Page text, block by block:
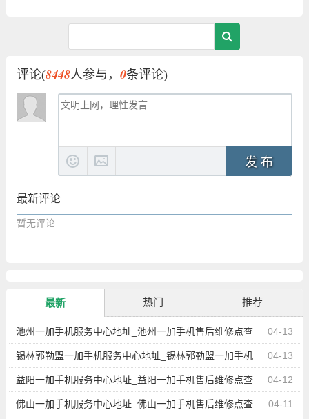
评论(8448人参与， 0条评论)
发 布
最新评论
暂无评论
最新 热门 推荐
04-13
池州一加手机服务中心地址_池州一加手机售后维修点查
询 04-13
锡林郭勒盟一加手机服务中心地址_锡林郭勒盟一加手机
售后维修点查询 04-12
益阳一加手机服务中心地址_益阳一加手机售后维修点查
询 04-11
佛山一加手机服务中心地址_佛山一加手机售后维修点查